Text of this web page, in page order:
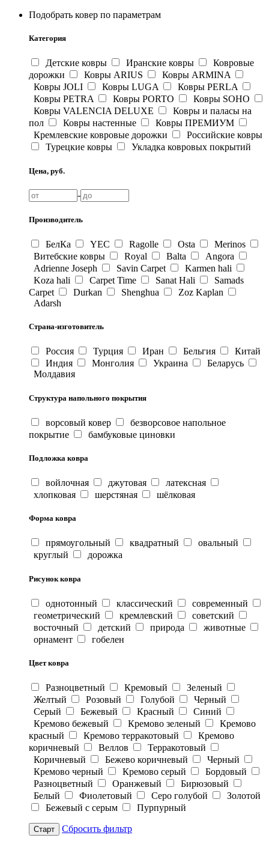
Подобрать ковер по параметрам
Категория
Детские ковры Иранские ковры
Ковровые
дорожки
Ковры ARIUS
Ковры ARMINA
Ковры JOLI
Ковры LUGA
Ковры PERLA
Ковры PETRA
Ковры PORTO
Ковры SOHO
Ковры VALENCIA DELUXE
Ковры и паласы на
пол
Ковры настенные
Ковры ПРЕМИУМ
Кремлевские ковровые дорожки
Российские ковры
Турецкие ковры
Укладка ковровых покрытий
Цена, руб.
-
Производитель
БелКа YEC Ragolle Osta
Merinos
Витебские ковры
Royal Balta
Angora
Adrienne Joseph
Savin Carpet
Karmen hali
Koza hali
Carpet Time Sanat Hali
Samads
Carpet
Durkan Shenghua
Zoz Kaplan
Adarsh
Страна-изготовитель
Россия Турция Иран Бельгия
Китай
Индия
Монголия Украина
Беларусь
Молдавия
Структура напольного покрытия
ворсовый ковер
безворсовое напольное
покрытие
бамбуковые циновки
Подложка ковра
войлочная джутовая
латексная
хлопковая
шерстяная шёлковая
Форма ковра
прямоугольный квадратный
овальный
круглый
дорожка
Рисунок ковра
однотонный классический
современный
геометрический
кремлевский
советский
восточный
детский природа
животные
орнамент
гобелен
Цвет ковра
Разноцветный Кремовый
Зеленый
Желтый
Розовый Голубой
Черный
Серый
Бежевый Красный
Синий
Кремово бежевый
Кремово зеленый
Кремово
красный
Кремово терракотовый
Кремово
коричневый
Веллов
Терракотовый
Коричневый
Бежево коричневый
Черный
Кремово черный
Кремово серый
Бордовый
Разноцветный
Оранжевый
Бирюзовый
Белый
Фиолетовый Серо голубой
Золотой
Бежевый с серым
Пурпурный
Старт Сбросить фильтр